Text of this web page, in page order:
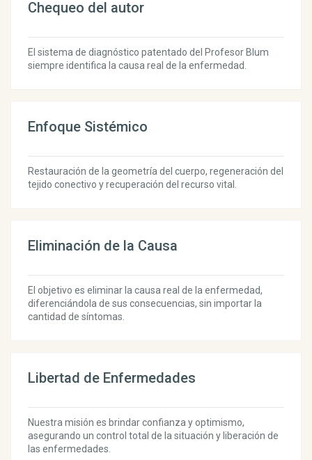
Chequeo del autor
El sistema de diagnóstico patentado del Profesor Blum
siempre identifica la causa real de la enfermedad.
Enfoque Sistémico
Restauración de la geometría del cuerpo, regeneración del
tejido conectivo y recuperación del recurso vital.
Eliminación de la Causa
El objetivo es eliminar la causa real de la enfermedad,
diferenciándola de sus consecuencias, sin importar la
cantidad de síntomas.
Libertad de Enfermedades
Nuestra misión es brindar confianza y optimismo,
asegurando un control total de la situación y liberación de
las enfermedades.